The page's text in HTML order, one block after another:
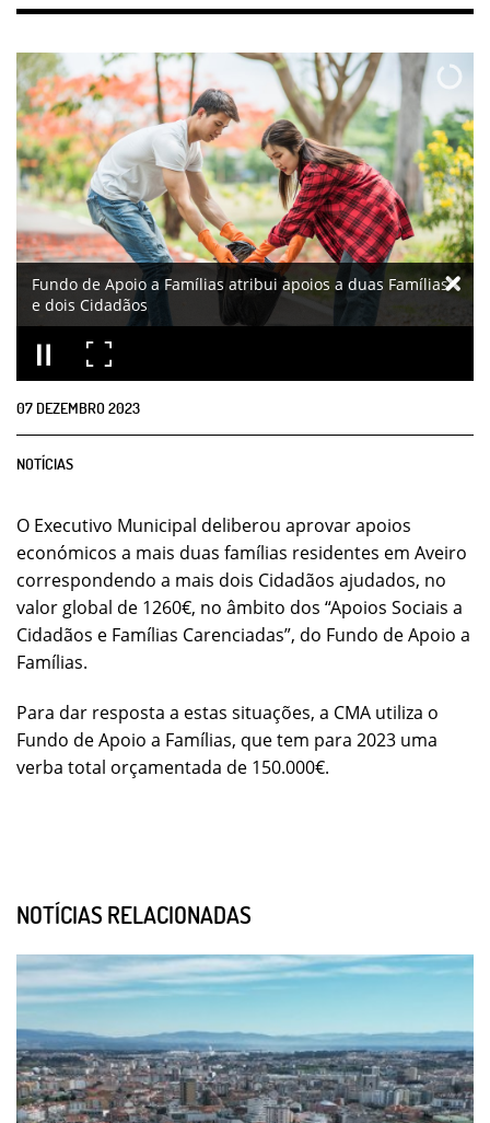
Fundo de Apoio a Famílias atribui apoios a duas Famílias
e dois Cidadãos
07 DEZEMBRO2023
NOTÍCIAS
O Executivo Municipal deliberou aprovar apoios
económicos a mais duas famílias residentes em Aveiro
correspondendo a mais dois Cidadãos ajudados, no
valor global de 1260€, no âmbito dos “Apoios Sociais a
Cidadãos e Famílias Carenciadas”, do Fundo de Apoio a
Famílias.
Para dar resposta a estas situações, a CMA utiliza o
Fundo de Apoio a Famílias, que tem para 2023 uma
verba total orçamentada de 150.000€.
NOTÍCIAS RELACIONADAS